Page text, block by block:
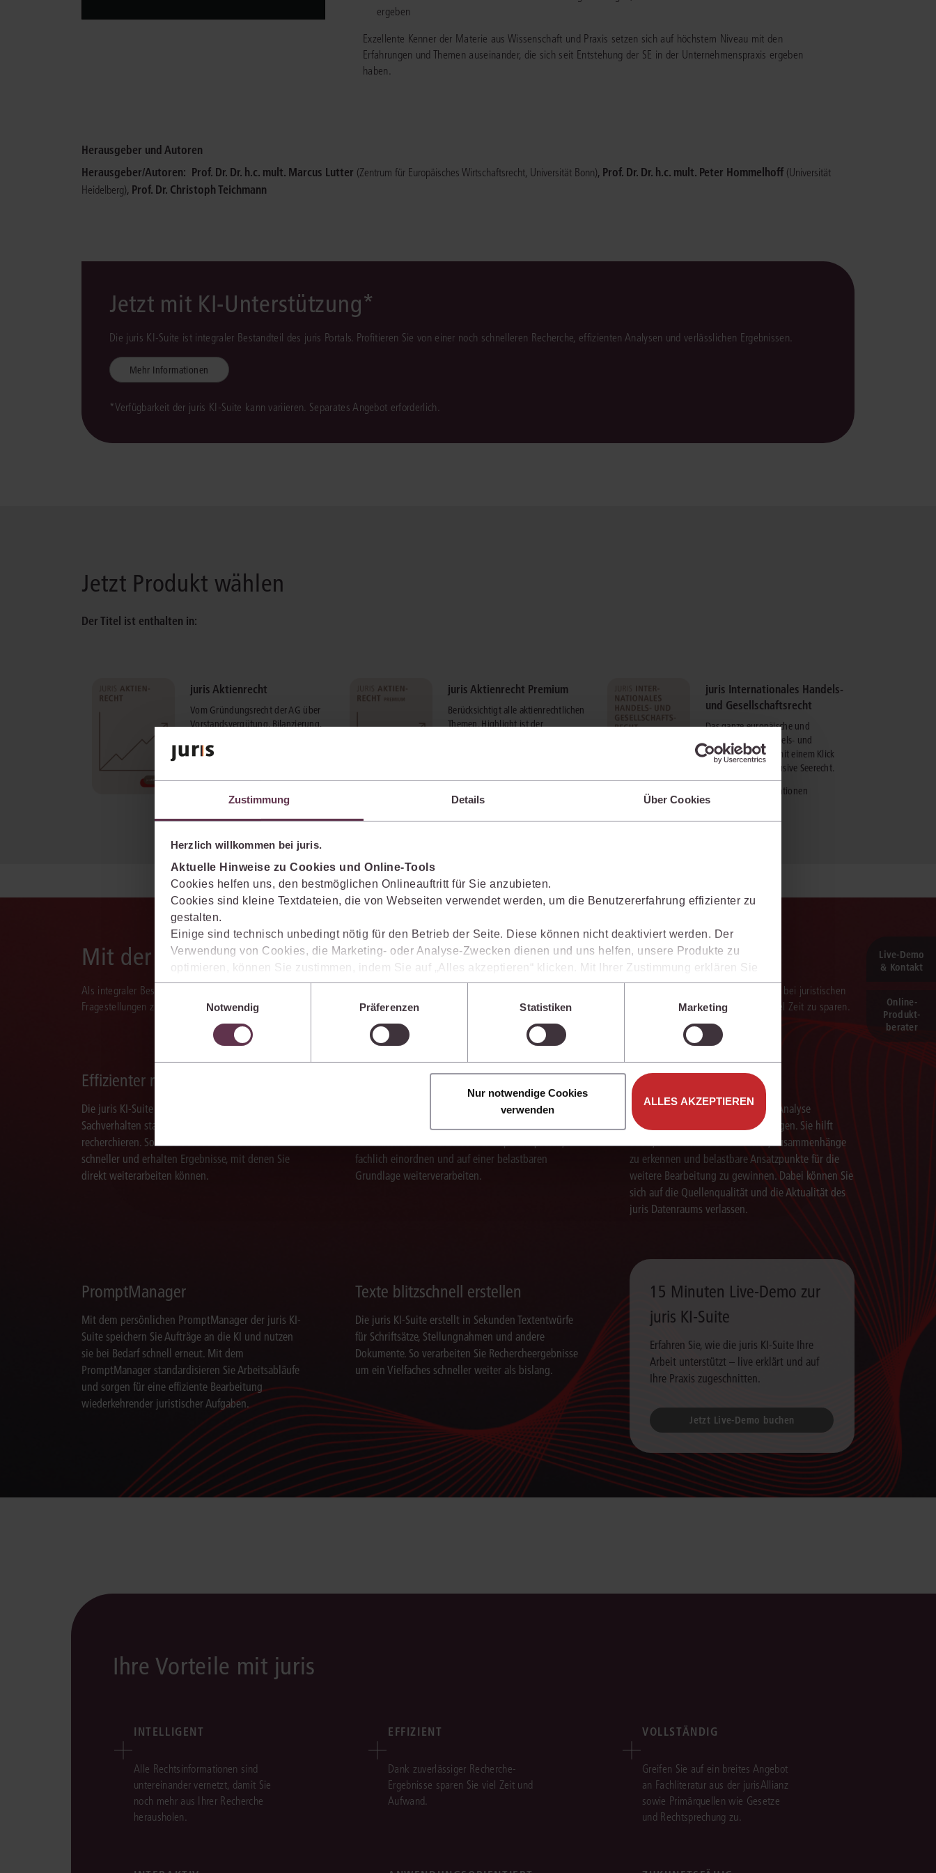
Zustimmung Details Über Cookies
Herzlich willkommen bei juris.
Aktuelle Hinweise zu Cookies und Online-Tools
Cookies helfen uns, den bestmöglichen Onlineauftritt für Sie anzubieten.
Cookies sind kleine Textdateien, die von Webseiten verwendet werden, um die Benutzererfahrung effizienter zu
gestalten.
Einige sind technisch unbedingt nötig für den Betrieb der Seite. Diese können nicht deaktiviert werden. Der
Verwendung von Cookies, die Marketing- oder Analyse-Zwecken dienen und uns helfen, unsere Produkte zu
optimieren, können Sie zustimmen, indem Sie auf „Alles akzeptieren“ klicken. Mit Ihrer Zustimmung erklären Sie
sich auch damit einverstanden, dass die mittels der Cookies erhobenen Daten möglicherweise in Drittländer (z.B.
die USA) übermittelt werden, die ein niedrigeres Datenschutzniveau als die EU aufweisen.
im Cookiebanner sowie in unseren
Hinweisen zum Datenschutz
Notwendig
Präferenzen Statistiken Marketing
Nur notwendige Cookies
verwenden
ALLES AKZEPTIEREN
Medizinrecht
Zivil- und Zivilprozessrecht
ergeben
Exzellente Kenner der Materie aus Wissenschaft und Praxis setzen sich auf höchstem Niveau mit den
Erfahrungen und Themen auseinander, die sich seit Entstehung der SE in der Unternehmenspraxis ergeben
haben.
Herausgeber und Autoren
Herausgeber/Autoren: Prof. Dr. Dr. h.c. mult. Marcus Lutter (Zentrum für Europäisches Wirtschaftsrecht, Universität Bonn), Prof. Dr. Dr. h.c. mult. Peter Hommelhoff (Universität
Heidelberg), Prof. Dr. Christoph Teichmann
Jetzt mit KI-Unterstützung*
Die juris KI-Suite ist integraler Bestandteil des juris Portals. Profitieren Sie von einer noch schnelleren Recherche, effizienten Analysen und verlässlichen Ergebnissen.
Mehr Informationen
*Verfügbarkeit der juris KI-Suite kann variieren. Separates Angebot erforderlich.
Jetzt Produkt wählen
Der Titel ist enthalten in:
juris Aktienrecht
Vom Gründungsrecht der AG über
Vorstandsvergütung, Bilanzierung,
Mitteilungs- und
juris Aktienrecht Premium
Berücksichtigt alle aktienrechtlichen
Themen. Highlight ist der
juris Internationales Handels-
und Gesellschaftsrecht
Das ganze europäische und
internationale Handels- und
Gesellschaftsrecht mit einem Klick
durchsuchen – inklusive Seerecht.
mehr Informationen
Mit der juris KI-Suite denkt das Wissen mit.
Als integraler Bestandteil des juris Portals unterstützt Sie die juris KI-Suite nicht nur bei der Recherche, sondern auch bei der Weiterverarbeitung der Ergebnisse. Sie hilft, bei juristischen
Fragestellungen zu recherchieren, zu analysieren, relevante Inhalte einzuordnen, Argumentationen transparent zu belegen und mit darauf aufbauenden Textentwürfen viel Zeit zu sparen.
Effizienter recherchieren
Die juris KI-Suite ermöglicht Ihnen, nach ganzen
Sachverhalten statt nur nach Stichworten zu
recherchieren. So finden Sie relevante Inhalte
schneller und erhalten Ergebnisse, mit denen Sie
direkt weiterarbeiten können.
Ergebnisse sicher belegen
Die juris KI-Suite belegt ihre Ergebnisse mit
nachvollziehbaren, zitierfähigen Quellenverweisen.
So können Sie die Antworten transparent prüfen,
fachlich einordnen und auf einer belastbaren
Grundlage weiterverarbeiten.
Schneller analysieren
Die juris KI-Suite beschleunigt die Analyse
komplexer juristischer Fragestellungen. Sie hilft
dabei, Sachverhalte einzuordnen, Zusammenhänge
zu erkennen und belastbare Ansatzpunkte für die
weitere Bearbeitung zu gewinnen. Dabei können Sie
sich auf die Quellenqualität und die Aktualität des
juris Datenraums verlassen.
PromptManager
Mit dem persönlichen PromptManager der juris KI-
Suite speichern Sie Aufträge an die KI und nutzen
sie bei Bedarf schnell erneut. Mit dem
PromptManager standardisieren Sie Arbeitsabläufe
und sorgen für eine effiziente Bearbeitung
wiederkehrender juristischer Aufgaben.
Texte blitzschnell erstellen
Die juris KI-Suite erstellt in Sekunden Textentwürfe
für Schriftsätze, Stellungnahmen und andere
Dokumente. So verarbeiten Sie Rechercheergebnisse
um ein Vielfaches schneller weiter als bislang.
15 Minuten Live-Demo zur
juris KI-Suite
Erfahren Sie, wie die juris KI-Suite Ihre
Arbeit unterstützt – live erklärt und auf
Ihre Praxis zugeschnitten.
Jetzt Live-Demo buchen
Ihre Vorteile mit juris
INTELLIGENT
Alle Rechtsinformationen sind
untereinander vernetzt, damit Sie
noch mehr aus Ihrer Recherche
herausholen.
EFFIZIENT
Dank zuverlässiger Recherche-
Ergebnisse sparen Sie viel Zeit und
Aufwand.
VOLLSTÄNDIG
Greifen Sie auf ein breites Angebot
an Fachliteratur aus der jurisAllianz
sowie Primärquellen wie Gesetze
und Rechtsprechung zu.
Live‑Demo
& Kontakt
Online-
Produkt­
berater